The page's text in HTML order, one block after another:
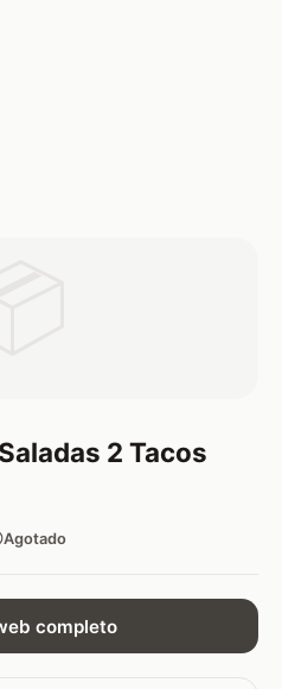
2 Tacos
Agotado
completo